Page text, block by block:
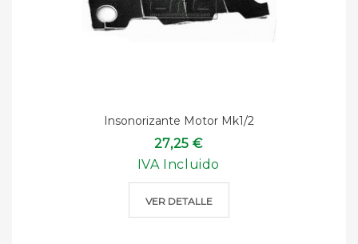
Insonorizante Motor Mk1/2
27,25 €
IVA Incluido
VER DETALLE